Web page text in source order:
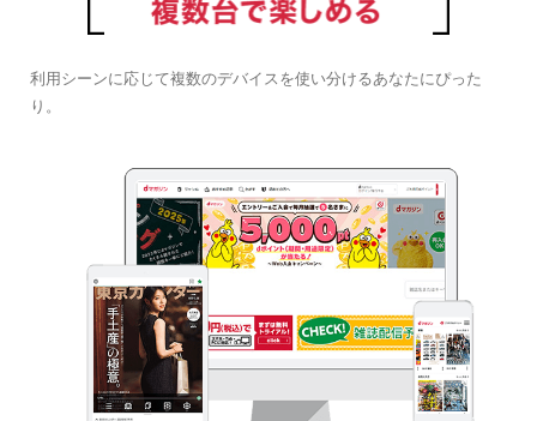
利用シーンに応じて複数のデバイスを使い分けるあなたにぴった
り。